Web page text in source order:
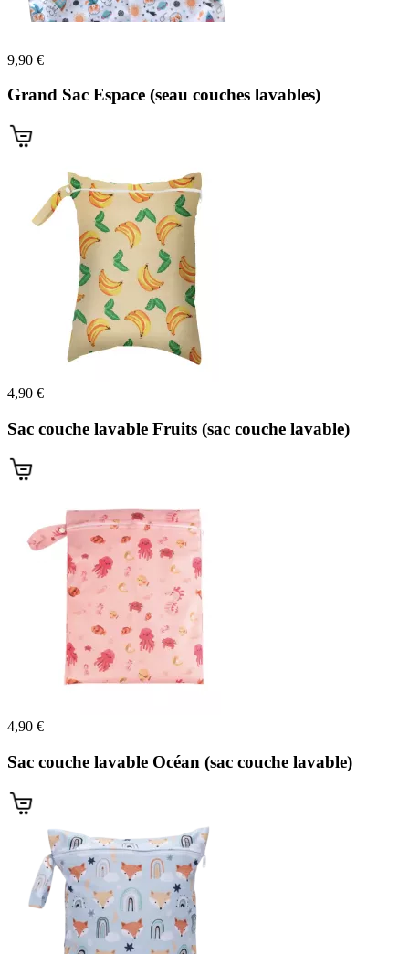
9,90 €
Grand Sac Espace (seau couches lavables)
4,90 €
Sac couche lavable Fruits (sac couche lavable)
4,90 €
Sac couche lavable Océan (sac couche lavable)